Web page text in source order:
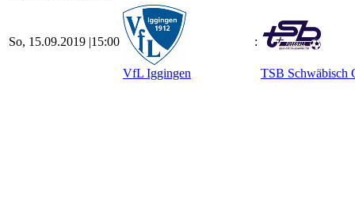
So, 15.09.2019 |15:00
VfL Iggingen
:
TSB Schwäbisch